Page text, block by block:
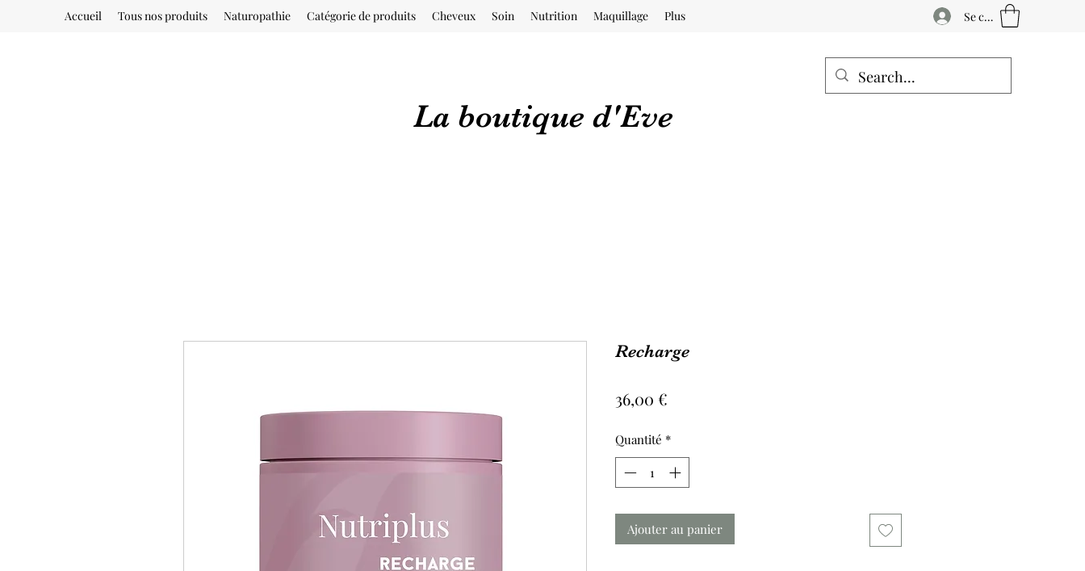
Accueil Tous nos produits Naturopathie Catégorie de produits Cheveux Soin Nutrition Maquillage Plus Se connecter
La boutique d'Eve
Recharge
36,00 €
Quantité *
Ajouter au panier